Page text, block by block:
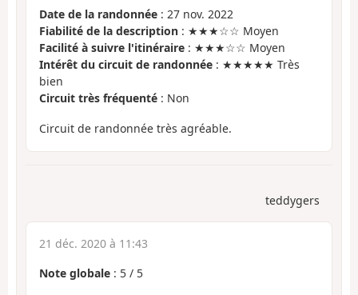
Date de la randonnée : 27 nov. 2022
Fiabilité de la description : ★★★☆☆ Moyen
Facilité à suivre l'itinéraire : ★★★☆☆ Moyen
Intérêt du circuit de randonnée : ★★★★★ Très
bien
Circuit très fréquenté : Non
Circuit de randonnée très agréable.
teddygers
21 déc. 2020 à 11:43
Note globale : 5 / 5